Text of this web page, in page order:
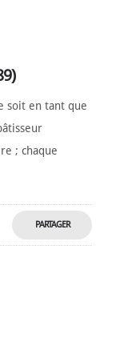
soit en tant que
; chaque
PARTAGER